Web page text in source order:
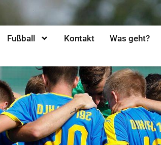
Fußball Kontakt Was geht?